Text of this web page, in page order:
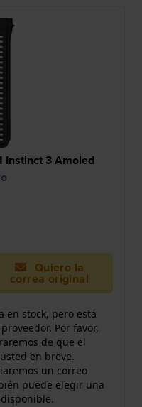
Instinct 3 Amoled
Quiero la
correa original
en stock, pero está
Por favor,
de que el
en breve.
un correo
puede elegir una